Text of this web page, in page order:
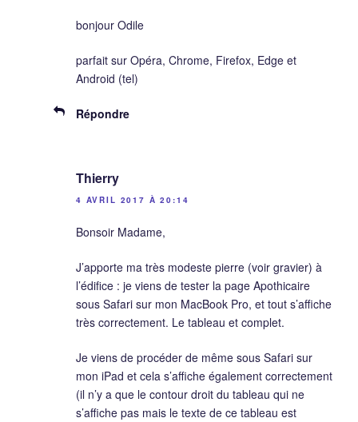
bonjour Odile
parfait sur Opéra, Chrome, Firefox, Edge et
Android (tel)
Répondre
Thierry
4 AVRIL 2017 À 20:14
Bonsoir Madame,
J’apporte ma très modeste pierre (voir gravier) à
l’édifice : je viens de tester la page Apothicaire
sous Safari sur mon MacBook Pro, et tout s’affiche
très correctement. Le tableau et complet.
Je viens de procéder de même sous Safari sur
mon iPad et cela s’affiche également correctement
(il n’y a que le contour droit du tableau qui ne
s’affiche pas mais le texte de ce tableau est